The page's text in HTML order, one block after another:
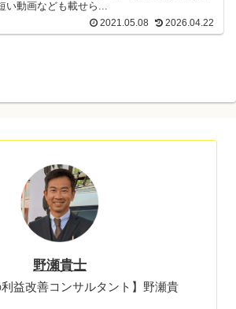
い動画なども載せら...
2021.05.08 2026.04.22
野瀬貴士
利益改善コンサルタント】野瀬貴